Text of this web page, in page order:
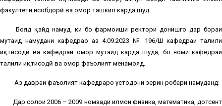
факултети ҳисобдорӣ ва омор ташкил карда шуд.
Бояд қайд намуд, ки бо фармоиши ректори донишгоҳ дар бораи
мутаҳид намудани кафедраҳо аз 4.09.2023 № 196/Ш кафедраи таҳлили
иқтисодӣ ва кафедраи омор мутаҳид карда шуда, бо номи кафедраи
таҳлили иқтисодӣ ва омор фаъолият менамояд.
Аз давраи фаъолият кафедраро устодони зерин роҳбари намуданд:
Дар солҳои 2006 – 2009 номзади илмҳои физика, математика, дотсент